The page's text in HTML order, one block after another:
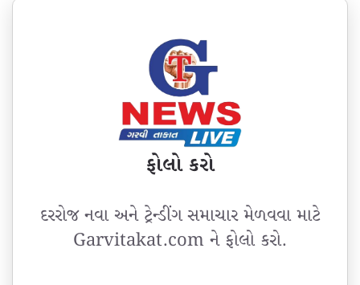
ફોલો કરો
દરરોજ નવા અને ટ્રેન્ડીંગ સમાચાર મેળવવા માટે
Garvitakat.com ને ફોલો કરો.